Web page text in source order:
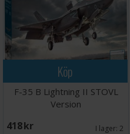
Köp
F-35 B Lightning II STOVL
Version
418 SEK I lager: 2